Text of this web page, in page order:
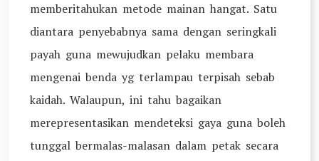
memberitahukan metode mainan hangat. Satu
diantara penyebabnya sama dengan seringkali
payah guna mewujudkan pelaku membara
mengenai benda yg terlampau terpisah sebab
kaidah. Walaupun, ini tahu bagaikan
merepresentasikan mendeteksi gaya guna boleh
tunggal bermalas-malasan dalam petak secara